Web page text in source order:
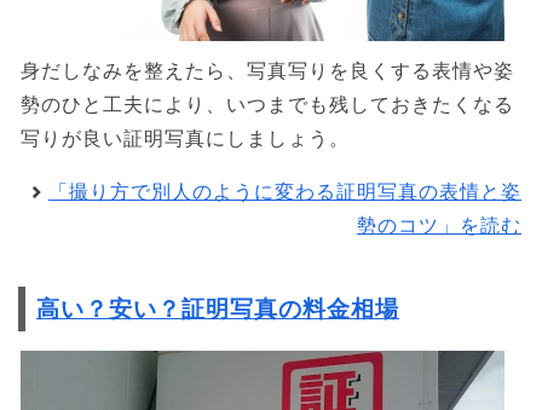
身だしなみを整えたら、写真写りを良くする表情や姿
勢のひと工夫により、いつまでも残しておきたくなる
写りが良い証明写真にしましょう。
「撮り方で別人のように変わる証明写真の表情と姿
勢のコツ」を読む
高い？安い？証明写真の料金相場